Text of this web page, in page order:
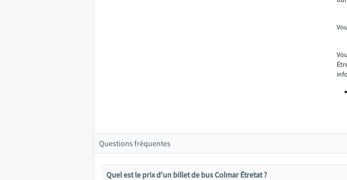
Questions fréquentes
Quel est le prix d'un billet de bus Colmar Étretat ?